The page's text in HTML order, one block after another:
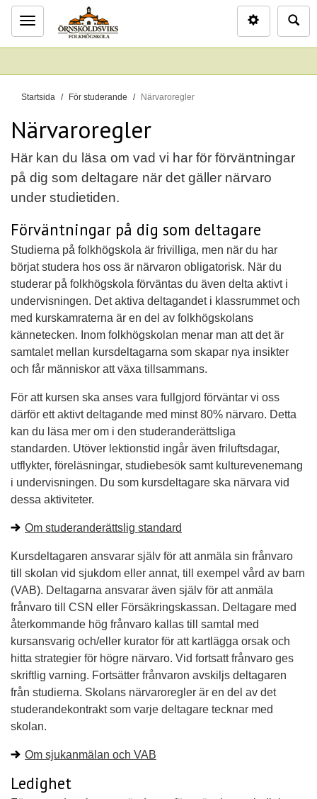
Meny
D
ä
r
h
ä
r
Startsida För studerande Närvaroregler
Närvaroregler
Här kan du läsa om vad vi har för förväntningar
på dig som deltagare när det gäller närvaro
under studietiden.
Förväntningar på dig som deltagare
Studierna på folkhögskola är frivilliga, men när du har
börjat studera hos oss är närvaron obligatorisk. När du
studerar på folkhögskola förväntas du även delta aktivt i
undervisningen. Det aktiva deltagandet i klassrummet och
med kurskamraterna är en del av folkhögskolans
kännetecken. Inom folkhögskolan menar man att det är
samtalet mellan kursdeltagarna som skapar nya insikter
och får människor att växa tillsammans.
För att kursen ska anses vara fullgjord förväntar vi oss
därför ett aktivt deltagande med minst 80% närvaro. Detta
kan du läsa mer om i den studeranderättsliga
standarden. Utöver lektionstid ingår även friluftsdagar,
utflykter, föreläsningar, studiebesök samt kulturevenemang
i undervisningen. Du som kursdeltagare ska närvara vid
dessa aktiviteter.
Om studeranderättslig standard
Kursdeltagaren ansvarar själv för att anmäla sin frånvaro
till skolan vid sjukdom eller annat, till exempel vård av barn
(VAB). Deltagarna ansvarar även själv för att anmäla
frånvaro till CSN eller Försäkringskassan. Deltagare med
återkommande hög frånvaro kallas till samtal med
kursansvarig och/eller kurator för att kartlägga orsak och
hitta strategier för högre närvaro. Vid fortsatt frånvaro ges
skriftlig varning. Fortsätter frånvaron avskiljs deltagaren
från studierna. Skolans närvaroregler är en del av det
studerandekontrakt som varje deltagare tecknar med
skolan.
Om sjukanmälan och VAB
Ledighet